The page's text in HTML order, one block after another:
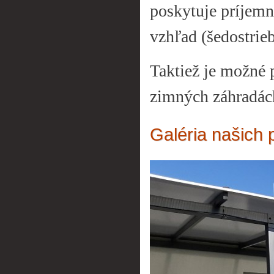
poskytuje
vzhľad
Taktiež je možné
zimných
Galéria našich